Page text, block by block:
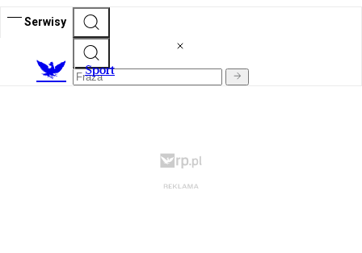
Serwisy
Sport